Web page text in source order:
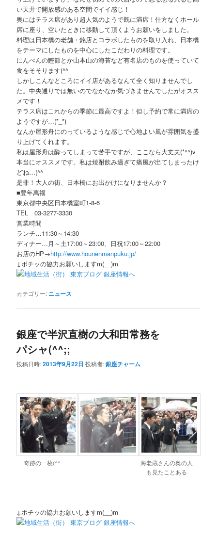
い天井で開放感のある空間でイイ感じ！
奥にはテラス席があり超人気のようで既に満席！仕方なくホール
席に座り、空いたときに移動して頂くようお願いをしました。
料理は日本橋の老舗・銘店とコラボしたものを取り入れ、日本橋
をテーマにしたものを中心にしたこだわりの料理です。
にんべんの鰹節とか山本山の海苔など有名店のものを使っていて
食をそそります(^^ゞ
しかしこんなところにイイ店があるなんて全く知りませんでし
た。中央通りでは無いのでなかなか気づきませんでしたがオスス
メです！
テラス席はこれからの季節に最高ですよ！但し予約で常に満席の
ようですが…(*_*)
なんか屋形舟にのっているような感じで心地よい風が雰囲気を盛
り上げてくれます。
私は屋形舟は酔ってしまって苦手ですが、ここなら大丈夫(*^^)v
本当にオススメです。私は焼酎飲み過ぎて痛風が出てしまったけ
どね…(^^ゞ
是非！大人の街、日本橋にお出かけになりませんか？
■豊年萬福
東京都中央区日本橋室町1-8-6
TEL 03-3277-3330
営業時間
ランチ…11:30～14:30
ディナー…月～土17:00～23:00、日祝17:00～22:00
お店のHP→http://www.hounenmanpuku.jp/
↓ポチッの協力お願いしますm(__)m
カテゴリー: ニュース
銀座で半沢直樹の大和田常務を
パシャ(^^;;
投稿日時:2013年9月22日 投稿者:銀座チャーム
奇跡の一枚(^^ゞ
海老蔵さんの奥の人
も見たことある
↓ポチッの協力お願いしますm(__)m